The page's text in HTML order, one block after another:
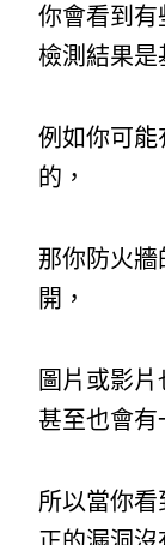
你會看到
檢測結果是
例如你可
的，
那你防火
開，
圖片或影
甚至也會有
所以當你